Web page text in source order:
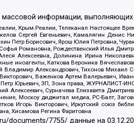
информации, выполняющих
Крым.Реалии, Телеканал Настоящее
Сергей Евгеньевич, Камалягин Денис
Петр Борисович, Ярош Юлия Петровна,
Романовна, Рождественский Илья
Алексеевна, Долинина Ирина
иноагенты, Каткова Вероника
Александрович, Тихонов Михаил
Важенков Артем Валерьевич,
Петр Юрьевич, ЗП, Зона права, ЖУРНАЛИСТ-
Алексеевич, Сурначева Елизавета
Москоу диджитал медиа, РС-Балт,
Игорь Викторович, Иркутский союз
Хисамова Регина Фаритовна
documents/7755/ данные на